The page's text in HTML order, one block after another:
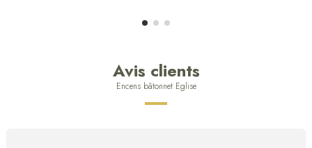
Avis clients
Encens bâtonnet Eglise